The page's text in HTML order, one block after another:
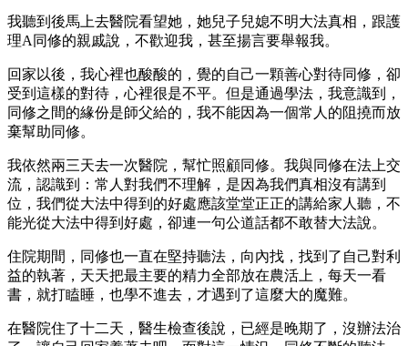
我聽到後馬上去醫院看望她，她兒子兒媳不明大法真相，跟護
理A 同修的親戚說，不歡迎我，甚至揚言要舉報我。
回家以後，我心裡也酸酸的，覺的自己一顆善心對待同修，卻
受到這樣的對待，心裡很是不平。但是通過學法，我意識到，
同修之間的緣份是師父給的，我不能因為一個常人的阻撓而放
棄幫助同修。
我依然兩三天去一次醫院，幫忙照顧同修。我與同修在法上交
流，認識到：常人對我們不理解，是因為我們真相沒有講到
位，我們從大法中得到的好處應該堂堂正正的講給家人聽，不
能光從大法中得到好處，卻連一句公道話都不敢替大法說。
住院期間，同修也一直在堅持聽法，向內找，找到了自己對利
益的執著，天天把最主要的精力全部放在農活上，每天一看
書，就打瞌睡，也學不進去，才遇到了這麼大的魔難。
在醫院住了十二天，醫生檢查後說，已經是晚期了，沒辦法治